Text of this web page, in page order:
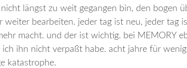
längst zu weit gegangen bin, den bogen
weiter bearbeiten. jeder tag ist neu, jeder tag
macht. und der ist wichtig. bei MEMORY
ich ihn nicht verpaßt habe. acht jahre für
katastrophe.